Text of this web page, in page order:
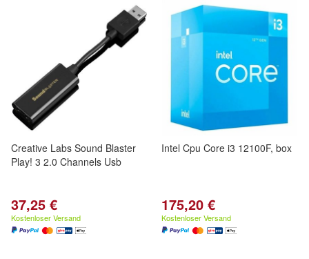
Creative Labs Sound Blaster
Play! 3 2.0 Channels Usb
37,25 €
Kostenloser Versand
Intel Cpu Core i3 12100F, box
175,20 €
Kostenloser Versand